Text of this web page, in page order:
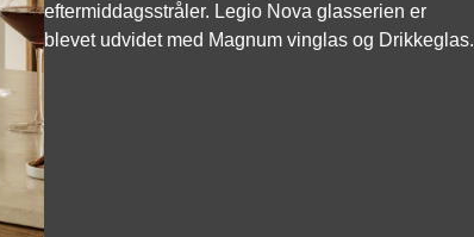
eftermiddagsstråler. Legio Nova glasserien er
blevet udvidet med Magnum vinglas og Drikkeglas.